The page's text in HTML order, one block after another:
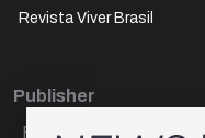
Revista Viver Brasil
Publisher
Paulo Cesar de Oliveira